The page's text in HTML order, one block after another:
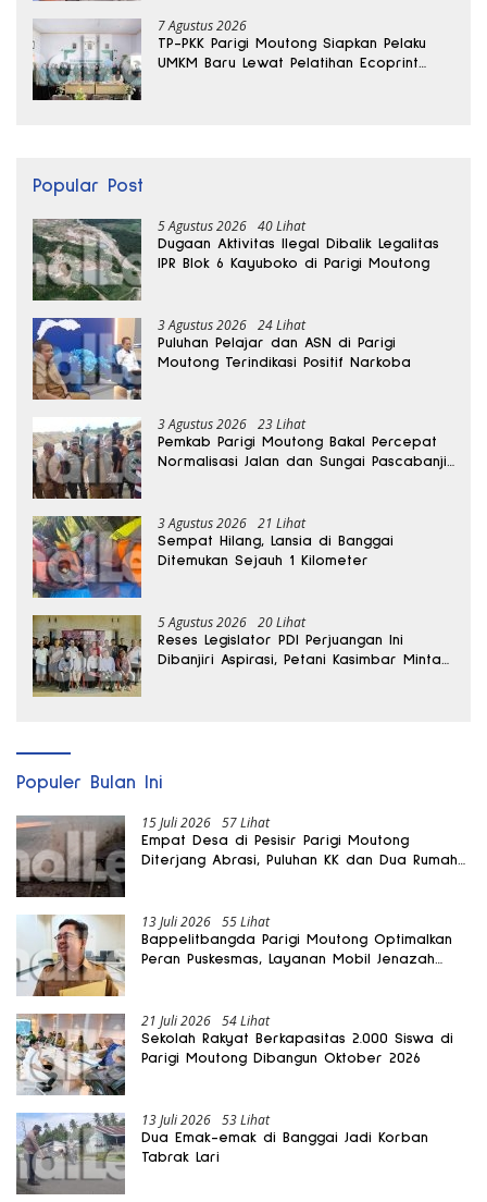
7 Agustus 2026
TP-PKK Parigi Moutong Siapkan Pelaku
UMKM Baru Lewat Pelatihan Ecoprint
Popular Post
5 Agustus 2026 40 Lihat
Dugaan Aktivitas Ilegal Dibalik Legalitas
IPR Blok 6 Kayuboko di Parigi Moutong
3 Agustus 2026 24 Lihat
Puluhan Pelajar dan ASN di Parigi
Moutong Terindikasi Positif Narkoba
3 Agustus 2026 23 Lihat
Pemkab Parigi Moutong Bakal Percepat
Normalisasi Jalan dan Sungai Pascabanjir
3 Agustus 2026 21 Lihat
Sempat Hilang, Lansia di Banggai
Ditemukan Sejauh 1 Kilometer
5 Agustus 2026 20 Lihat
Reses Legislator PDI Perjuangan Ini
Dibanjiri Aspirasi, Petani Kasimbar Minta
Populer Bulan Ini
15 Juli 2026 57 Lihat
Empat Desa di Pesisir Parigi Moutong
Diterjang Abrasi, Puluhan KK dan Dua Rumah
13 Juli 2026 55 Lihat
Bappelitbangda Parigi Moutong Optimalkan
Peran Puskesmas, Layanan Mobil Jenazah
21 Juli 2026 54 Lihat
Sekolah Rakyat Berkapasitas 2.000 Siswa di
Parigi Moutong Dibangun Oktober 2026
13 Juli 2026 53 Lihat
Dua Emak-emak di Banggai Jadi Korban
Tabrak Lari